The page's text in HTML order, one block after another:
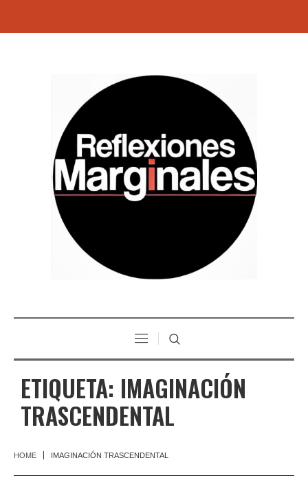
ETIQUETA: IMAGINACIÓN
TRASCENDENTAL
HOME IMAGINACIÓN TRASCENDENTAL